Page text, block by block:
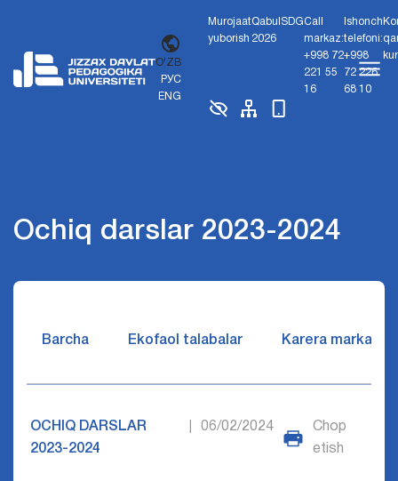
O'ZB
РУС
ENG
Murojaat
yuborish
Qabul
2026
SDGCall
markaz:
+998 72
221 55
16
Ishonch
telefoni:
+998
72 226
68 10
Ochiq darslar 2023-2024
Barcha Ekofaol talabalar Karera markazi
OCHIQ DARSLAR
2023-2024
06/02/2024
Chop
etish